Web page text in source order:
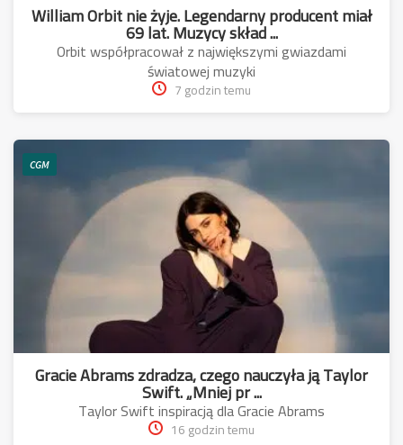
William Orbit nie żyje. Legendarny producent miał
69 lat. Muzycy skład ...
Orbit współpracował z największymi gwiazdami
światowej muzyki
7 godzin temu
CGM
Gracie Abrams zdradza, czego nauczyła ją Taylor
Swift. „Mniej pr ...
Taylor Swift inspiracją dla Gracie Abrams
16 godzin temu